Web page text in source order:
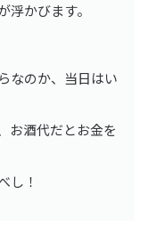
かびます。
なのか、当日はい
お酒代だとお金を
し！